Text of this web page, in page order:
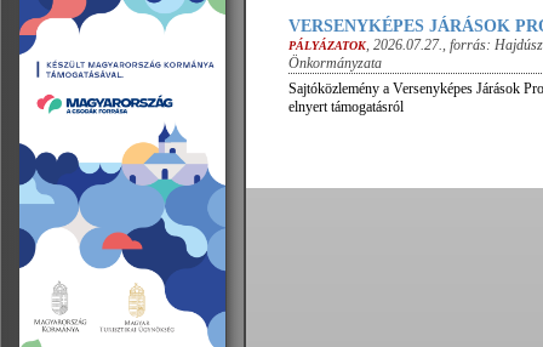
VERSENYKÉPES JÁRÁSOK
PÁLYÁZATOK, 2026.07.27., forrás:
Önkormányzata
Sajtóközlemény a Versenyképes Járások
elnyert támogatásról